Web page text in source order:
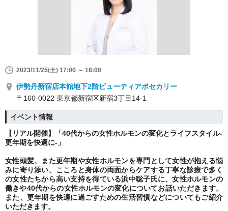
2023/11/25(土) 17:00 ～ 18:00
伊勢丹新宿店本館地下2階ビューティアポセカリー
〒160-0022 東京都新宿区新宿3丁目14-1
イベント情報
【リアル開催】「40代からの女性ホルモンの変化とライフスタイル-
更年期を快適に-」
女性頭髪、また更年期や女性ホルモンを専門として女性が抱える悩
みに寄り添い、こころと身体の両面からケアする丁寧な診療で多く
の女性たちから高い支持を得ている浜中聡子氏に、女性ホルモンの
働きや40代からの女性ホルモンの変化についてお話いただきます。
また、更年期を快適に過ごすための生活習慣などについてもご紹介
いただきます。